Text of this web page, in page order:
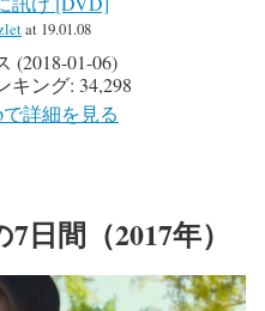
at 19.01.08
(2018-01-06)
キング: 34,298
で詳細を見る
日間（2017年）